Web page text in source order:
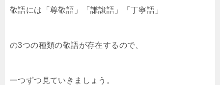
敬語には「尊敬語」「謙譲語」「丁寧語」
の3つの種類の敬語が存在するので、
一つずつ見ていきましょう。